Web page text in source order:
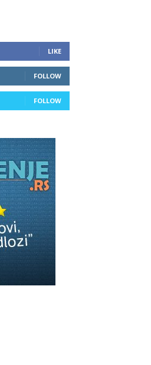
LIKE
FOLLOW
FOLLOW